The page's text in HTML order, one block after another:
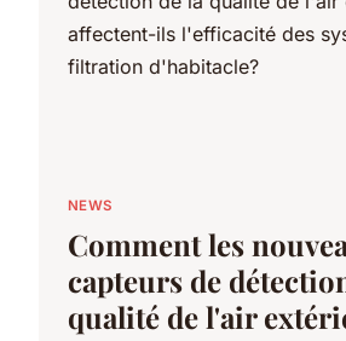
NEWS
Comment les
capteurs de
qualité de l'air